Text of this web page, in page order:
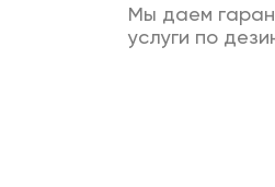
Мы даем
услуги по